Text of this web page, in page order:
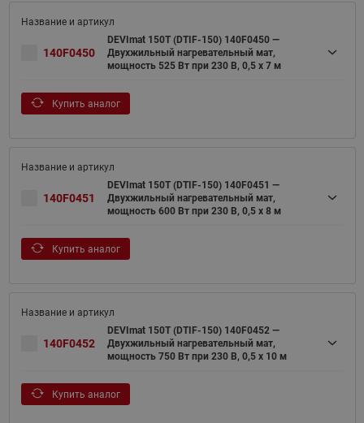
140F0450
DEVImat 150T (DTIF-150) 140F0450 —
Двухжильный нагревательный мат,
мощность 525 Вт при 230 В, 0,5 х 7 м
Купить аналог
140F0451
DEVImat 150T (DTIF-150) 140F0451 —
Двухжильный нагревательный мат,
мощность 600 Вт при 230 В, 0,5 х 8 м
Купить аналог
140F0452
DEVImat 150T (DTIF-150) 140F0452 —
Двухжильный нагревательный мат,
мощность 750 Вт при 230 В, 0,5 х 10 м
Купить аналог